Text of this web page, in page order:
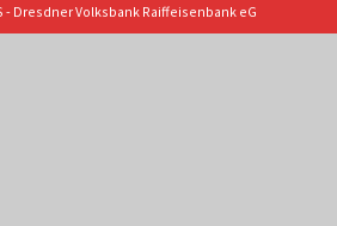
- Dresdner Volksbank Raiffeisenbank eG